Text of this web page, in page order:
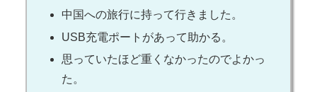
中国への旅行に持って行きました。
USB充電ポートがあって助かる。
思っていたほど重くなかったのでよかっ
た。